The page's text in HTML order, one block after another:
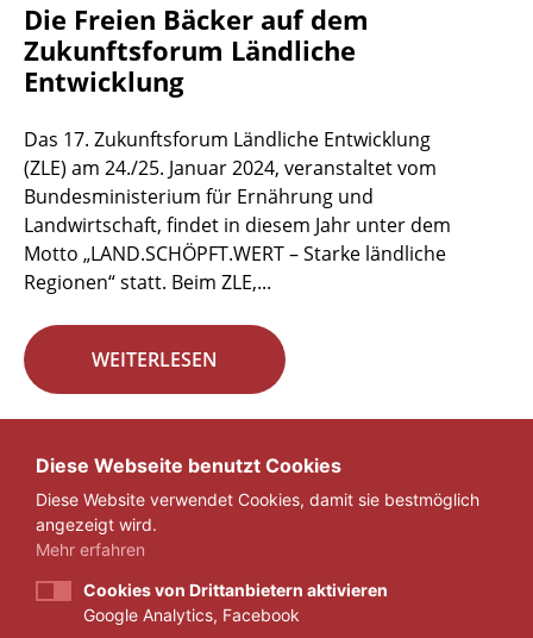
Die Freien Bäcker auf dem
Zukunftsforum Ländliche
Entwicklung
Das 17. Zukunftsforum Ländliche Entwicklung
(ZLE) am 24./25. Januar 2024, veranstaltet vom
Bundesministerium für Ernährung und
Landwirtschaft, findet in diesem Jahr unter dem
Motto „LAND.SCHÖPFT.WERT – Starke ländliche
Regionen“ statt. Beim ZLE,...
WEITERLESEN
« 1 ... 3 4 5 ... 29 »
Diese Webseite benutzt Cookies
Diese Website verwendet Cookies, damit sie bestmöglich
angezeigt wird.
Mehr erfahren
Cookies von Drittanbietern aktivieren
Google Analytics, Facebook